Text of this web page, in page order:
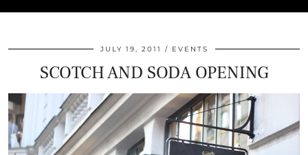
JULY 19, 2011 EVENTS
SCOTCH AND SODA OPENING